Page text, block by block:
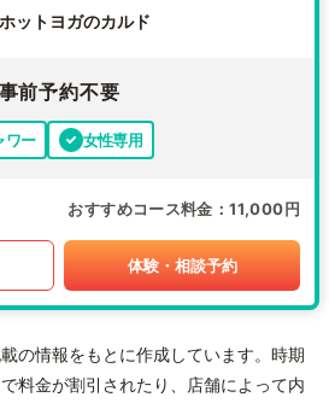
ホットヨガのカルド
事前予約不要
ワー 女性専用
おすすめコース料金 11,000円
体験・相談予約
の情報をもとに作成しています。時期
料金が割引されたり、店舗によって内